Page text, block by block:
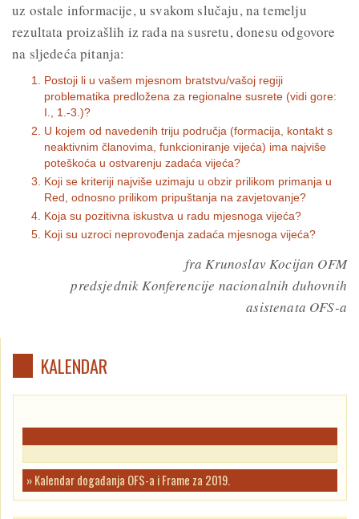
uz ostale informacije, u svakom slučaju, na temelju
rezultata proizašlih iz rada na susretu, donesu odgovore
na sljedeća pitanja:
Postoji li u vašem mjesnom bratstvu/vašoj regiji
problematika predložena za regionalne susrete (vidi gore:
I., 1.-3.)?
U kojem od navedenih triju područja (formacija, kontakt s
neaktivnim članovima, funkcioniranje vijeća) ima najviše
poteškoća u ostvarenju zadaća vijeća?
Koji se kriteriji najviše uzimaju u obzir prilikom primanja u
Red, odnosno prilikom pripuštanja na zavjetovanje?
Koja su pozitivna iskustva u radu mjesnoga vijeća?
Koji su uzroci neprovođenja zadaća mjesnoga vijeća?
fra Krunoslav Kocijan OFM
predsjednik Konferencije nacionalnih duhovnih
asistenata OFS-a
KALENDAR
» Kalendar događanja OFS-a i Frame za 2019.